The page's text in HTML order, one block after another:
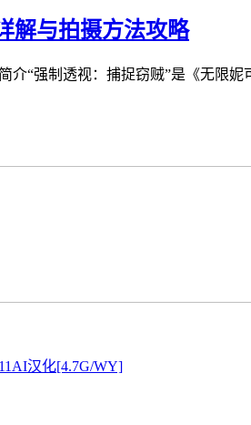
解与拍摄方法攻略
介“强制透视：捕捉窃贼”是《无限